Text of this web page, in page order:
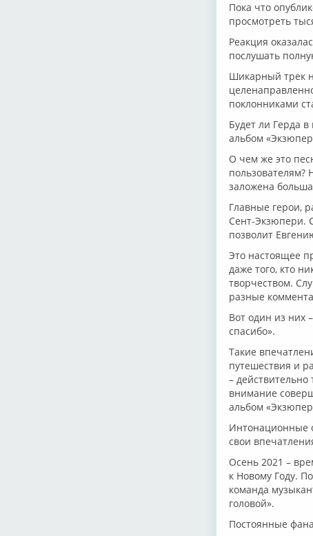
Пока что
просмотреть
Реакция
послушать
Шикарный трек
поклонниками
Будет ли Герда
альбом
О чем же это
пользователям?
заложена
Главные герои,
Сент-Экзюпери.
позволит
Это настоящее
даже того, кто
творчеством.
разные
Вот один из
спасибо».
Такие
путешествия и
–
внимание
альбом
Интонационные
свои
Осень 2021 –
к Новому Году.
команда
головой».
Постоянные